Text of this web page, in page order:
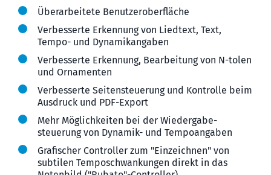
Überarbeitete Benutzer­oberfläche
Verbesserte Erkennung von Liedtext, Text,
Tempo- und Dynamik­angaben
Verbesserte Erkennung, Bearbeitung von N-tolen
und Ornamenten
Verbesserte Seiten­steuerung und Kontrolle beim
Ausdruck und PDF-Export
Mehr Möglich­keiten bei der Wieder­gabe­
steuerung von Dynamik- und Tempo­angaben
Grafischer Controller zum "Einzeichnen" von
subtilen Tempo­schwankungen direkt in das